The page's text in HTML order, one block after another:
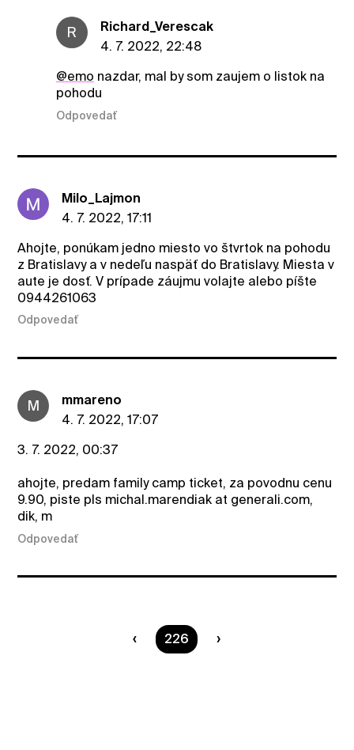
R
Richard_Verescak
4. 7. 2022, 22:48
@emo nazdar, mal by som zaujem o listok na
pohodu
Odpovedať
Milo_Lajmon
4. 7. 2022, 17:11
Ahojte, ponúkam jedno miesto vo štvrtok na pohodu
z Bratislavy a v nedeľu naspäť do Bratislavy. Miesta v
aute je dosť. V prípade záujmu volajte alebo píšte
0944261063
Odpovedať
M
mmareno
4. 7. 2022, 17:07
3. 7. 2022, 00:37
ahojte, predam family camp ticket, za povodnu cenu
9.90, piste pls michal.marendiak at generali.com,
dik, m
Odpovedať
Ste na strane
226